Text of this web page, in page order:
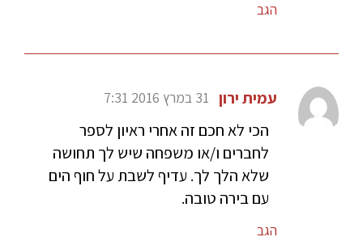
הגב
עמית ירון 31 במרץ 2016 7:31
הכי לא חכם זה אחרי ראיון לספר
לחברים ו/או משפחה שיש לך תחושה
שלא הלך לך. עדיף לשבת על חוף הים
עם בירה טובה.
הגב